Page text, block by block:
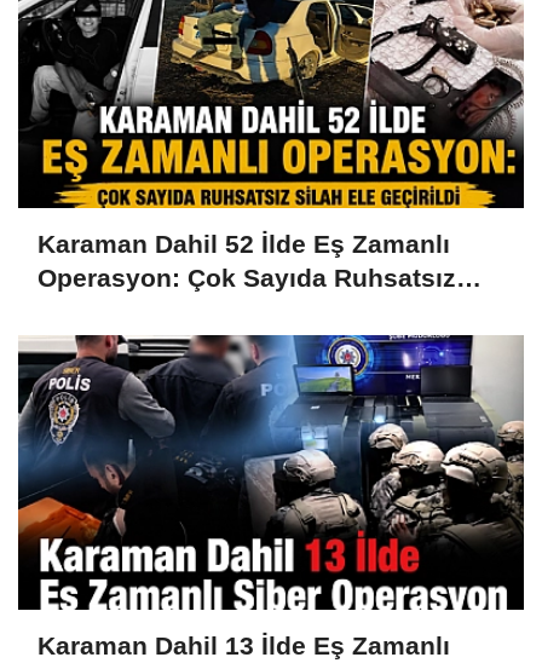
Karaman Dahil 52 İlde Eş Zamanlı
Operasyon: Çok Sayıda Ruhsatsız
Karaman Dahil 13 İlde Eş Zamanlı